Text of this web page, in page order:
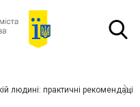
людині: практичні рекомендації